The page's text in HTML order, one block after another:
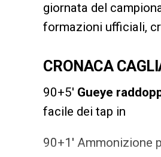
giornata del
formazioni ufficiali,
CRONACA
90+5′ Gueye
facile dei tap in
90+1′ Ammonizione